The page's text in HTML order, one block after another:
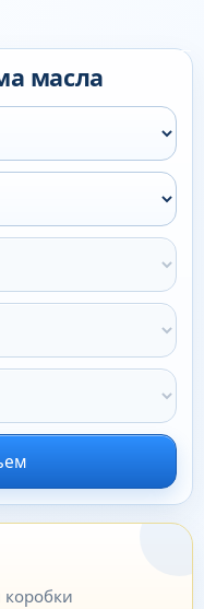
масла
коробки